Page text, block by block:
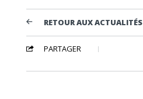
RETOUR AUX ACTUALITÉS
PARTAGER